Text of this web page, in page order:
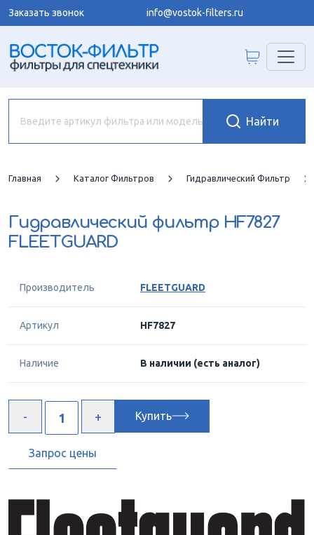
Заказать звонок info@vostok-filters.ru
Главная Каталог Фильтров Гидравлический Фильтр
Гидравлический фильтр HF7827
FLEETGUARD
Производитель FLEETGUARD
Артикул HF7827
Наличие В наличии (есть аналог)
Купить
Запрос цены